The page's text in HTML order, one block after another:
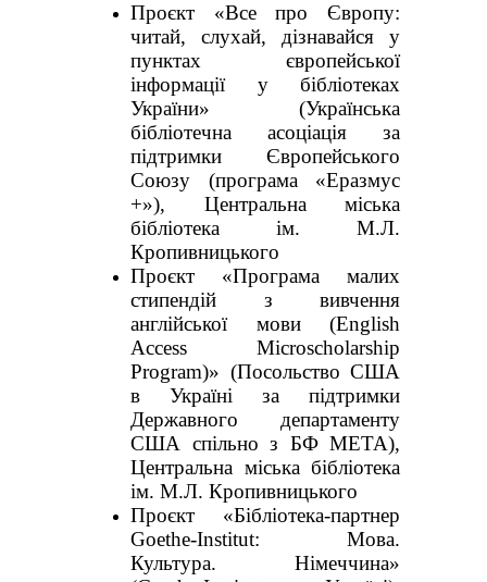
Проєкт «Все про Європу:
читай, слухай, дізнавайся у
пунктах європейської
інформації у бібліотеках
України» (Українська
бібліотечна асоціація за
підтримки Європейського
Союзу (програма «Еразмус
+»), Центральна міська
бібліотека ім. М.Л.
Кропивницького
Проєкт «Програма малих
стипендій з вивчення
англійської мови (English
Access Microscholarship
Program)» (Посольство США
в Україні за підтримки
Державного департаменту
США спільно з БФ МЕТА),
Центральна міська бібліотека
ім. М.Л. Кропивницького
Проєкт «Бібліотека-партнер
Goethe-Institut: Мова.
Культура. Німеччина»